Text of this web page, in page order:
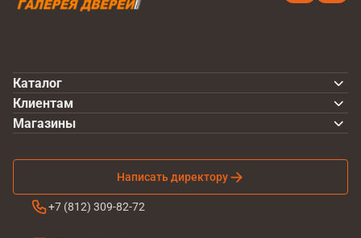
Каталог
Клиентам
Написать директору
+7 (812) 309-82-72
Магазины